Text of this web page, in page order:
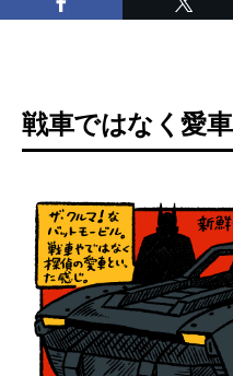
戦車ではなく愛車